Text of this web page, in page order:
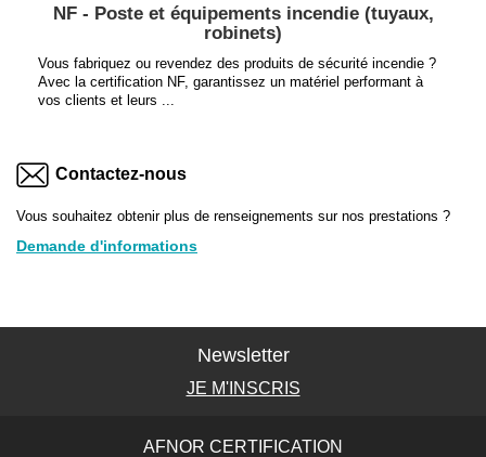
NF - Poste et équipements incendie (tuyaux,
robinets)
Vous fabriquez ou revendez des produits de sécurité incendie ?
Avec la certification NF, garantissez un matériel performant à
vos clients et leurs ...
Contactez-nous
Vous souhaitez obtenir plus de renseignements sur nos prestations ?
Demande d'informations
Newsletter
JE M'INSCRIS
AFNOR CERTIFICATION